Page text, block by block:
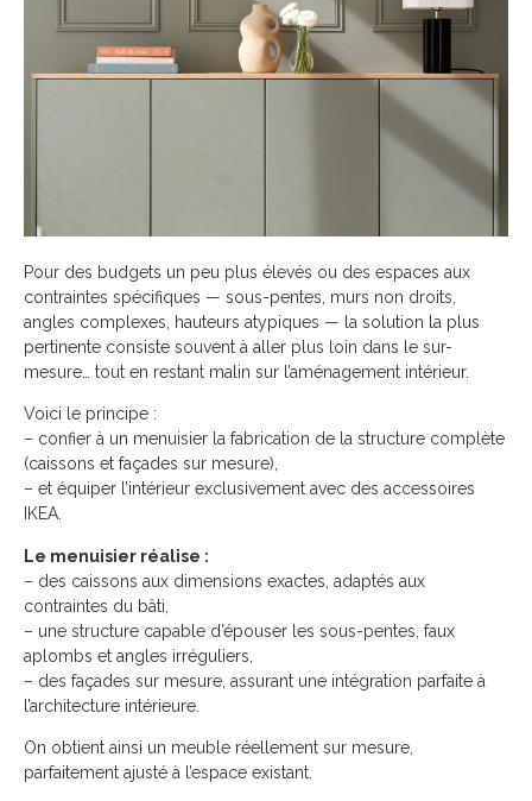
Pour des budgets un peu plus élevés ou des espaces aux
contraintes spécifiques — sous-pentes, murs non droits,
angles complexes, hauteurs atypiques — la solution la plus
pertinente consiste souvent à aller plus loin dans le sur-
mesure… tout en restant malin sur l’aménagement intérieur.
Voici le principe :
– confier à un menuisier la fabrication de la structure complète
(caissons et façades sur mesure),
– et équiper l’intérieur exclusivement avec des accessoires
IKEA.
Le menuisier réalise :
– des caissons aux dimensions exactes, adaptés aux
contraintes du bâti,
– une structure capable d’épouser les sous-pentes, faux
aplombs et angles irréguliers,
– des façades sur mesure, assurant une intégration parfaite à
l’architecture intérieure.
On obtient ainsi un meuble réellement sur mesure,
parfaitement ajusté à l’espace existant.